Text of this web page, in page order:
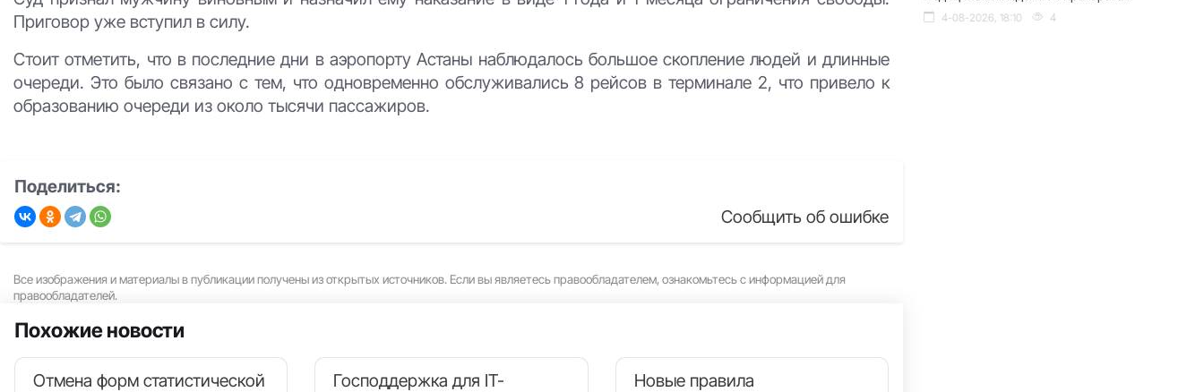
Приговор уже вступил в силу.
Стоит отметить, что в последние дни в аэропорту Астаны наблюдалось большое скопление людей и длинные
очереди. Это было связано с тем, что одновременно обслуживались 8 рейсов в терминале 2, что привело к
образованию очереди из около тысячи пассажиров.
Поделиться:
Сообщить об ошибке
Все изображения и материалы в публикации получены из открытых источников. Если вы являетесь правообладателем, ознакомьтесь с информацией для
правообладателей.
Похожие новости
Отмена форм статистической
Господдержка для IT-
Новые правила
4-08-2026, 18:10 4